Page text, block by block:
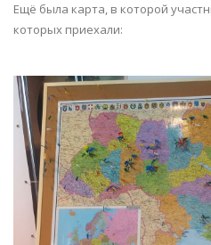
Ещё была карта, в которой
которых приехали: